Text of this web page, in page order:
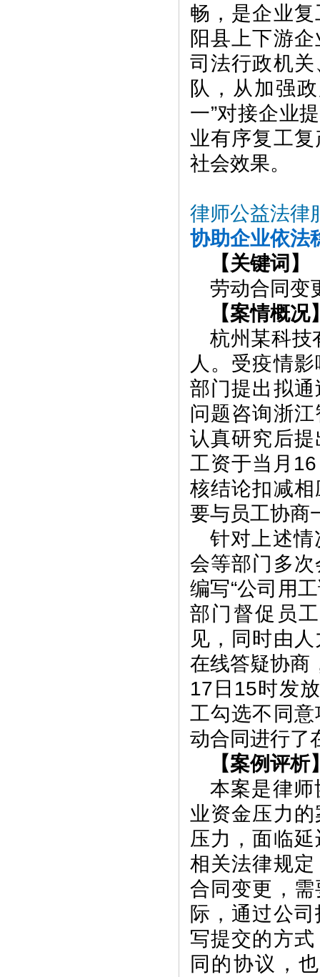
畅，是企业
阳县上下游
司法行政机
队，从加强
一”对接企业
业有序复工
社会效果。
律师公益法律
协助企业依法
【关键词】
劳动合同变
【案情概况
杭州某科技
人。受疫情
部门提出拟
问题咨询浙
认真研究后
工资于当月
核结论扣减
要与员工协商
针对上述
会等部门多
编写“公司用
部门督促员
见，同时由
在线答疑协商
17日15时发
工勾选不同
动合同进行了
【案例评析
本案是律
业资金压力
压力，面临
相关法律规
合同变更，
际，通过公
写提交的方
同的协议，